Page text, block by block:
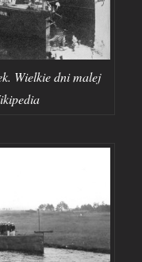
Wielkie dni malej